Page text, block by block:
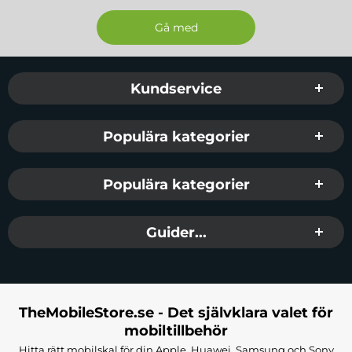
Sidfot Blandad info och länkar
Kundservice
Populära kategorier
Populära kategorier
Guider...
TheMobileStore.se - Det självklara valet för
mobiltillbehör